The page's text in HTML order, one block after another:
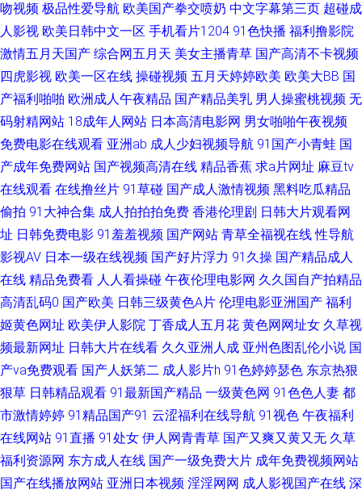
址在线 三级黄色高清在线 91午夜视频 午夜剧场男人天堂 国产精品久久紫色
91叉叉叉 俺去也福利 在线国产在线国产 色悠悠伊人网 91桃色 韩美日一区二
区 一区不卡在线 国产91传媒 福利视频三分钟 自拍色图自拍 国产传媒视频在
线看 伊人网管网 久草福利资源 91香蕉黄 久草老司机 亚洲av先锋资源 91在
线视频免费播放 男人的天堂综合网z 97久久在线 青草91在线视频 91免费看
片白丝 黑丝美女足交 婷婷深爱五月激情 91无码精品入口竹菊 久久蜜桃麻豆
91蜜桃成人网 国产午夜福利一区在线 午夜成人直播午夜 久草论坛 91黄色91
刺激 毛片搬运工 91n女在线 大香蕉A 五月天成人电影导航 92精品福利 免费
观看成人18 91TS在线 丁香五月涩五月 伊人涩大香蕉 黄色网入口站网址 伊
人久久五月 国产人妻精品在线 婷婷精品久久 操人妖屁眼 日韩精彩视频 91蝌
吻视频 极品性爱导航 欧美国产拳交喷奶 中文字幕第三页 超碰成
人影视 欧美日韩中文一区 手机看片1204 91色快播 福利撸影院
激情五月天国产 综合网五月天 美女主播青草 国产高清不卡视频
四虎影视 欧美一区在线 操碰视频 五月天婷婷欧美 欧美大BB 国
产福利啪啪 欧洲成人午夜精品 国产精品美乳 男人操蜜桃视频 无
码射精网站 18成年人网站 日本高清电影网 男女啪啪午夜视频
免费电影在线观看 亚洲ab 成人少妇视频导航 91国产小青蛙 国
产成年免费网站 国产视频高清在线 精品香蕉 求a片网址 麻豆tv
在线观看 在线撸丝片 91草碰 国产成人激情视频 黑料吃瓜精品
偷拍 91大神合集 成人拍拍拍免费 香港伦理剧 日韩大片观看网
址 日韩免费电影 91羞羞视频 国产网站 青草全福视在线 性导航
影视AV 日本一级在线视频 国产好片浮力 91久操 国产精品成人
在线 精品免费看 人人看操碰 午夜伦理电影网 久久国自产拍精品
高清乱码0 国产欧美 日韩三级黄色A片 伦理电影亚洲国产 福利
姬黄色网址 欧美伊人影院 丁香成人五月花 黄色网网址女 久草视
频最新网址 日韩大片在线看 久久亚洲人成 亚州色图乱伦小说 国
产va免费观看 国产人妖第二 成人影片h 91色婷婷瑟色 东京热狠
狠草 日韩精品观看 91最新国产精品 一级黄色网 91色色人妻 都
市激情婷婷 91精品国产91 云涩福利在线导航 91视色 午夜福利
在线网站 91直播 91处女 伊人网青青草 国产又爽又黄又无 久草
福利资源网 东方成人在线 国产一级免费大片 成年免费视频网站
国产在线播放网站 亚洲日本视频 淫淫网网 成人影视国产在线 深